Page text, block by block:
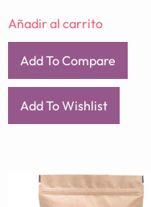
Añadir al carrito
Add To Compare
Add To Wishlist